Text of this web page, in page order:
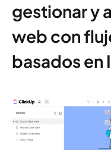
gestionar y
web con
basados en